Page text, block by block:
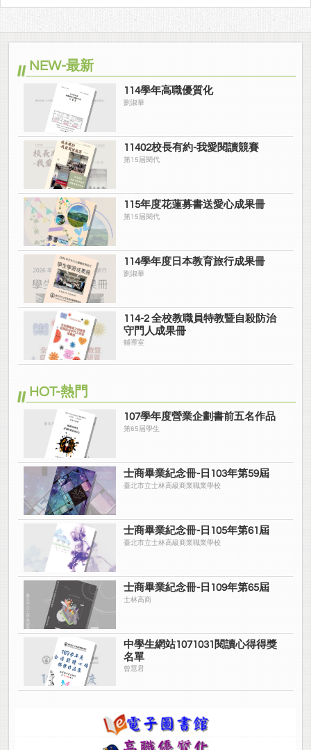
NEW-最新
114學年高職優質化
劉淑華
11402校長有約-我愛閱讀競賽
第15屆閱代
115年度花蓮募書送愛心成果冊
第15屆閱代
114學年度日本教育旅行成果冊
劉淑華
114-2 全校教職員特教暨自殺防治
守門人成果冊
輔導室
HOT-熱門
107學年度營業企劃書前五名作品
第65屆學生
士商畢業紀念冊-日103年第59屆
臺北市立士林高級商業職業學校
士商畢業紀念冊-日105年第61屆
臺北市立士林高級商業職業學校
士商畢業紀念冊-日109年第65屆
士林高商
中學生網站1071031閱讀心得得獎
名單
曾慧君